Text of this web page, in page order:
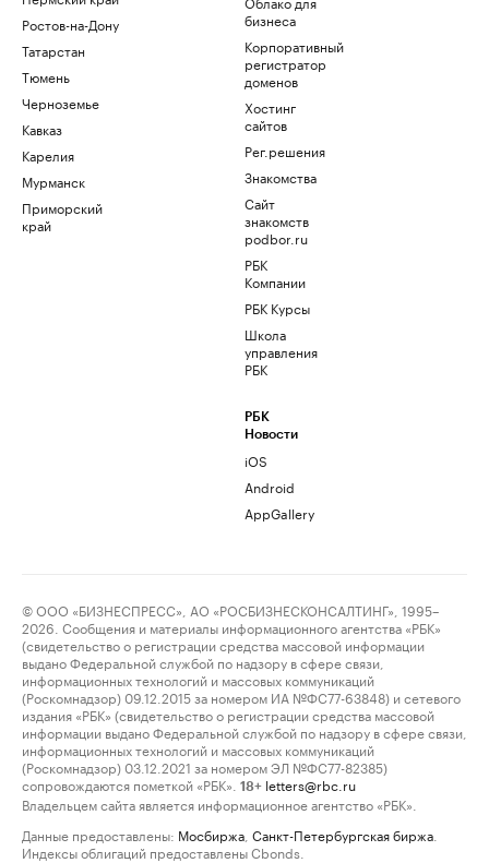
Ростов-на-Дону
Татарстан
Тюмень
Черноземье
Кавказ
Карелия
Мурманск
Приморский
край
бизнеса
Корпоративный
регистратор
доменов
Хостинг
сайтов
Рег.решения
Знакомства
Сайт
знакомств
podbor.ru
РБК
Компании
РБК Курсы
Школа
управления
РБК
РБК
Новости
iOS
Android
AppGallery
© ООО «БИЗНЕСПРЕСС», АО «РОСБИЗНЕСКОНСАЛТИНГ», 1995–
2026. Сообщения и материалы информационного агентства «РБК»
(свидетельство о регистрации средства массовой информации
выдано Федеральной службой по надзору в сфере связи,
информационных технологий и массовых коммуникаций
(Роскомнадзор) 09.12.2015 за номером ИА №ФС77-63848) и сетевого
издания «РБК» (свидетельство о регистрации средства массовой
информации выдано Федеральной службой по надзору в сфере связи,
информационных технологий и массовых коммуникаций
(Роскомнадзор) 03.12.2021 за номером ЭЛ №ФС77-82385)
сопровождаются пометкой «РБК».
18+ letters@rbc.ru
Владельцем сайта является информационное агентство «РБК».
Данные предоставлены: Мосбиржа Санкт-Петербургская биржа
Индексы облигаций предоставлены Cbonds.